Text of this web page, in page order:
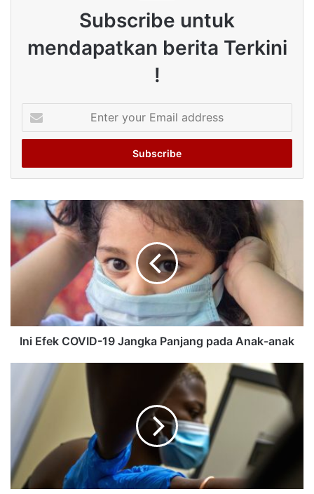
Subscribe untuk
mendapatkan berita Terkini
!
your
Email
Ini Efek COVID-19 Jangka Panjang pada Anak-anak